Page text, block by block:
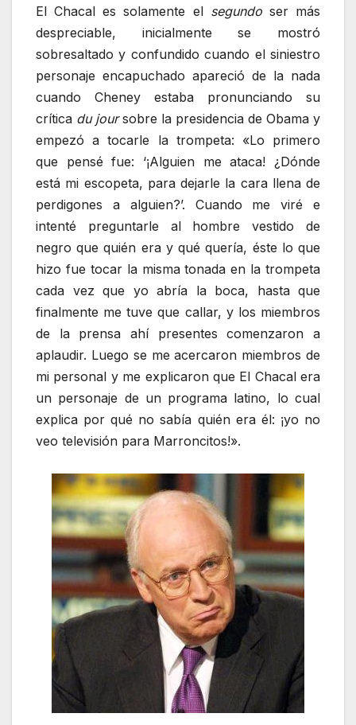
El Chacal es solamente el segundoser más
despreciable, inicialmente se mostró
sobresaltado y confundido cuando el siniestro
personaje encapuchado apareció de la nada
cuando Cheney estaba pronunciando su
crítica du joursobre la presidencia de Obama y
empezó a tocarle la trompeta: «Lo primero
que pensé fue: ‘¡Alguien me ataca! ¿Dónde
está mi escopeta, para dejarle la cara llena de
perdigones a alguien?’. Cuando me viré e
intenté preguntarle al hombre vestido de
negro que quién era y qué quería, éste lo que
hizo fue tocar la misma tonada en la trompeta
cada vez que yo abría la boca, hasta que
finalmente me tuve que callar, y los miembros
de la prensa ahí presentes comenzaron a
aplaudir. Luego se me acercaron miembros de
mi personal y me explicaron que El Chacal era
un personaje de un programa latino, lo cual
explica por qué no sabía quién era él: ¡yo no
veo televisión para Marroncitos!».